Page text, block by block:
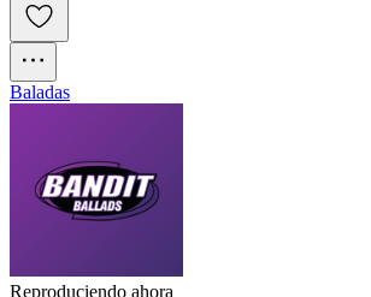
Baladas
Reproduciendo ahora